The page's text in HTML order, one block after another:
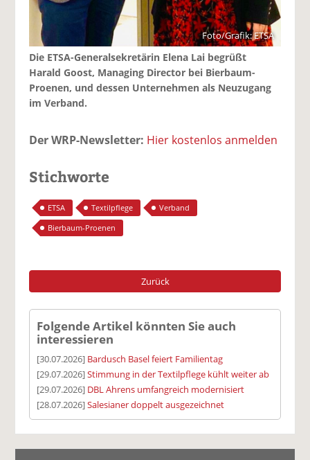
Foto/Grafik: ETSA
Die ETSA-Generalsekretärin Elena Lai begrüßt
Harald Goost, Managing Director bei Bierbaum-
Proenen, und dessen Unternehmen als Neuzugang
im Verband.
Der WRP-Newsletter: Hier kostenlos anmelden
Stichworte
ETSA Textilpflege
Verband
Bierbaum-Proenen
Zurück
Folgende Artikel könnten Sie auch
interessieren
[30.07.2026] Bardusch Basel feiert Familientag
[29.07.2026]Stimmung in der Textilpflege kühlt weiter ab
[29.07.2026] DBL Ahrens umfangreich modernisiert
[28.07.2026]Salesianer doppelt ausgezeichnet